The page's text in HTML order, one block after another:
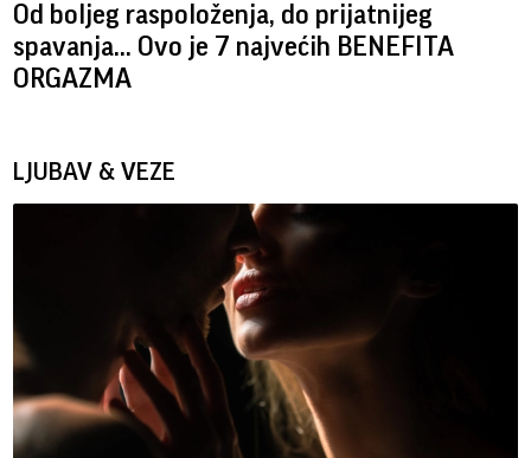
Od boljeg raspoloženja, do prijatnijeg
spavanja... Ovo je 7 najvećih BENEFITA
ORGAZMA
LJUBAV & VEZE